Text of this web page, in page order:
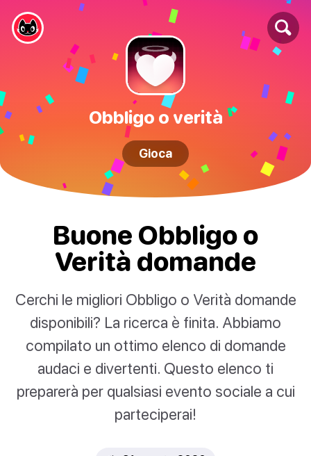
Obbligo o verità
Gioca
Buone Obbligo o
Verità domande
Cerchi le migliori Obbligo o Verità domande
disponibili? La ricerca è finita. Abbiamo
compilato un ottimo elenco di domande
audaci e divertenti. Questo elenco ti
preparerà per qualsiasi evento sociale a cui
parteciperai!